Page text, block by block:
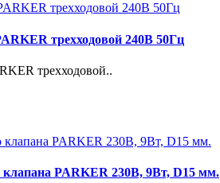
трехходовой 240В 50Гц
трехходовой..
клапана PARKER 230В, 9Вт, D15 мм.